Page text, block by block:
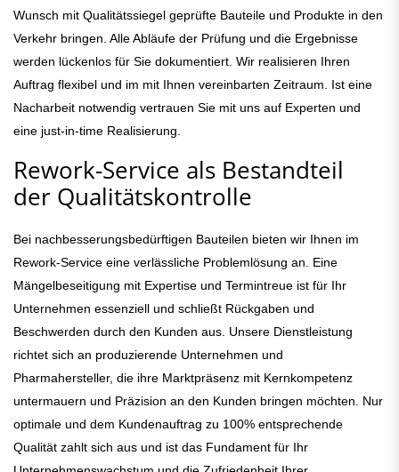
Wunsch mit Qualitätssiegel geprüfte Bauteile und Produkte in den
Verkehr bringen. Alle Abläufe der Prüfung und die Ergebnisse
werden lückenlos für Sie dokumentiert. Wir realisieren Ihren
Auftrag flexibel und im mit Ihnen vereinbarten Zeitraum. Ist eine
Nacharbeit notwendig vertrauen Sie mit uns auf Experten und
eine just-in-time Realisierung.
Rework-Service als Bestandteil
der Qualitätskontrolle
Bei nachbesserungsbedürftigen Bauteilen bieten wir Ihnen im
Rework-Service eine verlässliche Problemlösung an. Eine
Mängelbeseitigung mit Expertise und Termintreue ist für Ihr
Unternehmen essenziell und schließt Rückgaben und
Beschwerden durch den Kunden aus. Unsere Dienstleistung
richtet sich an produzierende Unternehmen und
Pharmahersteller, die ihre Marktpräsenz mit Kernkompetenz
untermauern und Präzision an den Kunden bringen möchten. Nur
optimale und dem Kundenauftrag zu 100% entsprechende
Qualität zahlt sich aus und ist das Fundament für Ihr